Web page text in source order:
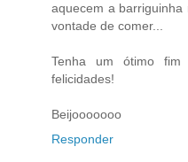
aquecem a
vontade de comer...
Tenha um ótimo
felicidades!
Beijooooooo
Responder